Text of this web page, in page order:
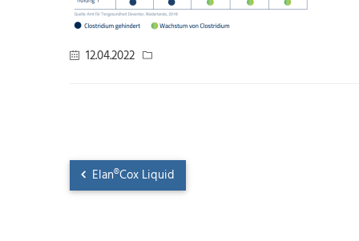
12.04.2022
Elan®Cox Liquid